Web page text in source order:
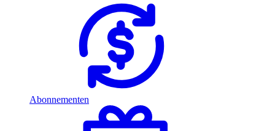
Abonnementen